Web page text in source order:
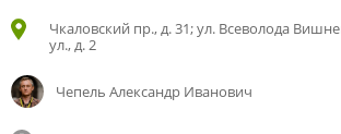
Чкаловский пр., д. 31; ул. Всеволода
ул., д. 2
Чепель Александр Иванович